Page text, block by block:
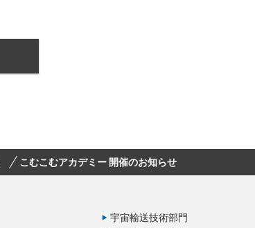
こむこむアカデミー 開催のお知らせ
宇宙輸送技術部門